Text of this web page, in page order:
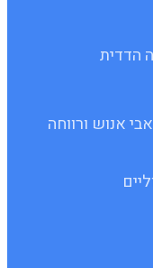
אנוש ורווחה